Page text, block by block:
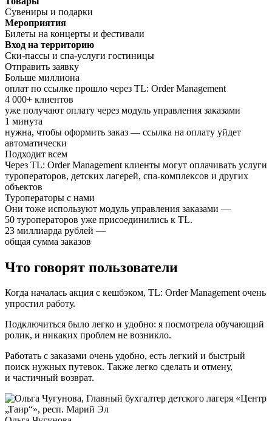
Сувениры и подарки
Мероприятия
Билеты на концерты и фестивали
Вход на территорию
Ски-пассы и спа-услуги гостиницы
Отправить заявку
Больше миллиона
оплат по ссылке прошло через TL: Order Management
4 000+ клиентов
уже получают оплату через модуль управления заказами
1 минута
нужна, чтобы оформить заказ — ссылка на оплату уйдет
автоматически
Подходит всем
Через TL: Order Management клиенты могут оплачивать услуги
туроператоров, детских лагерей, спа-комплексов и других
объектов
Туроператоры с нами
Они тоже используют модуль управления заказами —
50 туроператоров уже присоединились к TL.
23 миллиарда рублей —
общая сумма заказов
Что говорят пользователи
Когда началась акция с кешбэком, TL: Order Managementочень
упростил работу.
Подключиться было легко и удобно: я посмотрела обучающий
ролик, и никаких проблем не возникло.
Работать с заказами очень удобно, есть легкий и быстрый
поиск нужных путевок. Также легко сделать и отмену,
и частичный возврат.